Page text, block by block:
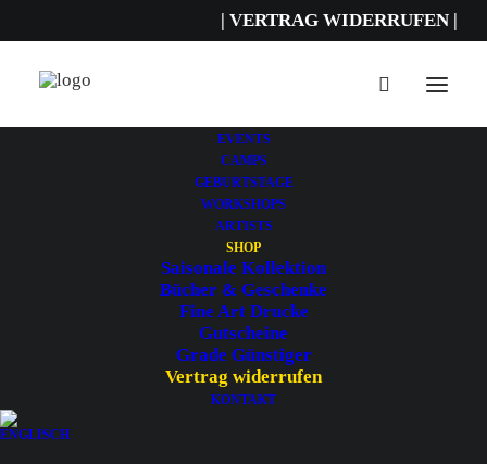
| VERTRAG WIDERRUFEN |
EVENTS
CAMPS
GEBURTSTAGE
WORKSHOPS
ARTISTS
SHOP
Saisonale Kollektion
Bücher & Geschenke
Fine Art Drucke
Gutscheine
Grade Günstiger
Vertrag widerrufen
KONTAKT
Nachname